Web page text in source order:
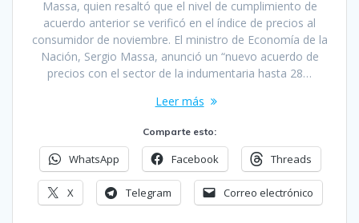
Massa, quien resaltó que el nivel de cumplimiento de
acuerdo anterior se verificó en el índice de precios al
consumidor de noviembre. El ministro de Economía de la
Nación, Sergio Massa, anunció un “nuevo acuerdo de
precios con el sector de la indumentaria hasta 28…
Leer más
Comparte esto:
WhatsApp Facebook Threads
X Telegram Correo electrónico